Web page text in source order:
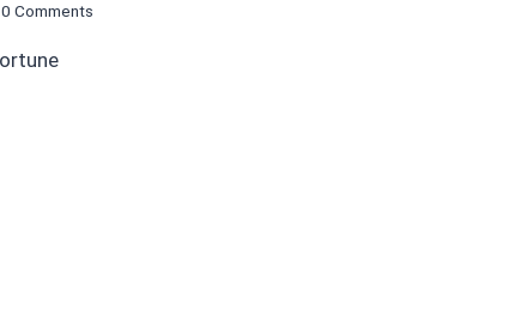
0 Comments